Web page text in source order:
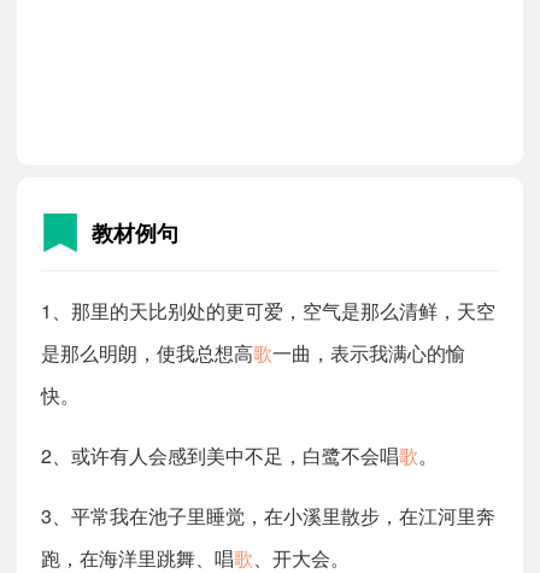
教材例句
1、那里的天比别处的更可爱，空气是那么清鲜，天空
是那么明朗，使我总想高歌一曲，表示我满心的愉
快。
2、或许有人会感到美中不足，白鹭不会唱歌。
3、平常我在池子里睡觉，在小溪里散步，在江河里奔
跑，在海洋里跳舞、唱歌、开大会。